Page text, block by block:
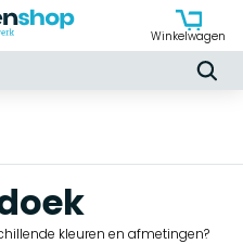
Winkelwagen
kleuren en afmetingen?